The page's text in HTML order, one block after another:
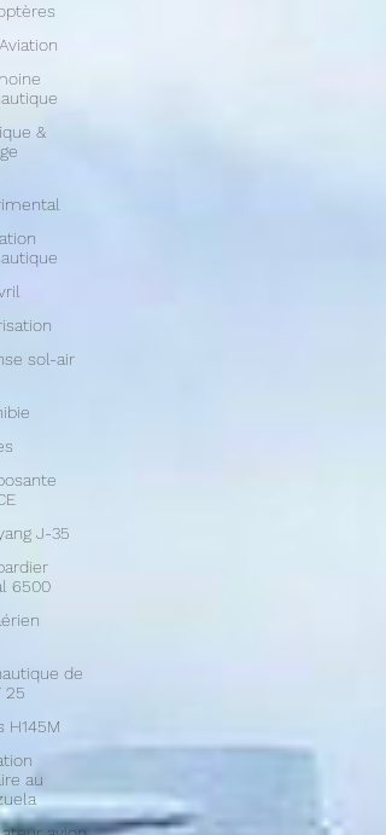
&
sol-air
J-35
6500
de
25
H145M
au